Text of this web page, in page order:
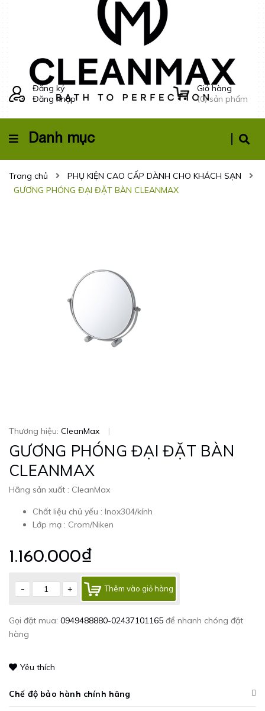
Đăng ký
Đăng nhập
Giỏ hàng
(0) sản phẩm
Danh mục
Trang chủ
PHỤ KIỆN CAO CẤP DÀNH CHO KHÁCH SẠN
GƯƠNG PHÓNG ĐẠI ĐẶT BÀN CLEANMAX
Thương hiệu: CleanMax |
GƯƠNG PHÓNG ĐẠI ĐẶT BÀN
CLEANMAX
Hãng sản xuất : CleanMax
Chất liệu chủ yếu : Inox304/kính
Lớp mạ : Crom/Niken
1.160.000₫
- + Thêm vào giỏ hàng
Gọi đặt mua: 0949488880-02437101165 để nhanh chóng đặt
hàng
Yêu thích
Chế độ bảo hành chính hãng